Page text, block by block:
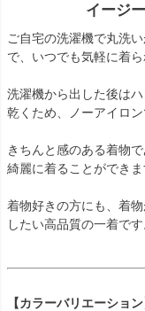
イージ
ご自宅の洗濯機で丸洗
で、いつでも気軽に着ら
洗濯機から出した後は
乾くため、ノーアイロン
きちんと感のある着物
綺麗に着ることができま
着物好きの方にも、着
したい高品質の一着です
【カラーバリエーション